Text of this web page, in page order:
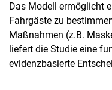
Das Modell ermöglicht
Fahrgäste zu
Maßnahmen (z.B.
liefert die Studie eine
evidenzbasierte